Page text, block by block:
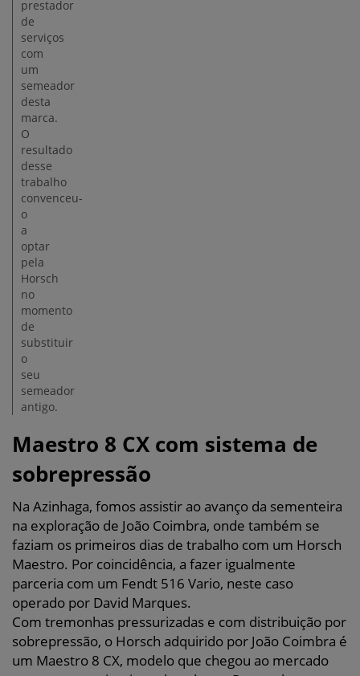
prestador
de
serviços
com
um
semeador
desta
marca.
O
resultado
desse
trabalho
convenceu-
o
a
optar
pela
Horsch
no
momento
de
substituir
o
seu
semeador
antigo.
Maestro 8 CX com sistema de
sobrepressão
Na Azinhaga, fomos assistir ao avanço da sementeira
na exploração de João Coimbra, onde também se
faziam os primeiros dias de trabalho com um Horsch
Maestro. Por coincidência, a fazer igualmente
parceria com um Fendt 516 Vario, neste caso
operado por David Marques.
Com tremonhas pressurizadas e com distribuição por
sobrepressão, o Horsch adquirido por João Coimbra é
um Maestro 8 CX, modelo que chegou ao mercado